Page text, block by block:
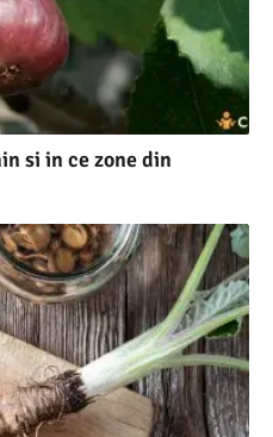
si in ce zone din